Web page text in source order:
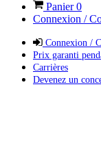
Panier0
Connexion /
Connexion /
Prix garanti
Carrières
Devenez un